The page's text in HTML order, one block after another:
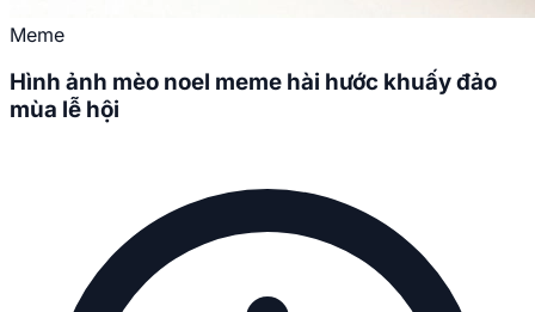
Meme
Hình ảnh mèo noel meme hài hước khuấy đảo
mùa lễ hội